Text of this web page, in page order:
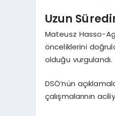
Uzun
Mateusz Hasso-
önceliklerini
olduğu vurgulandı.
DSÖ’nün
çalışmalarının